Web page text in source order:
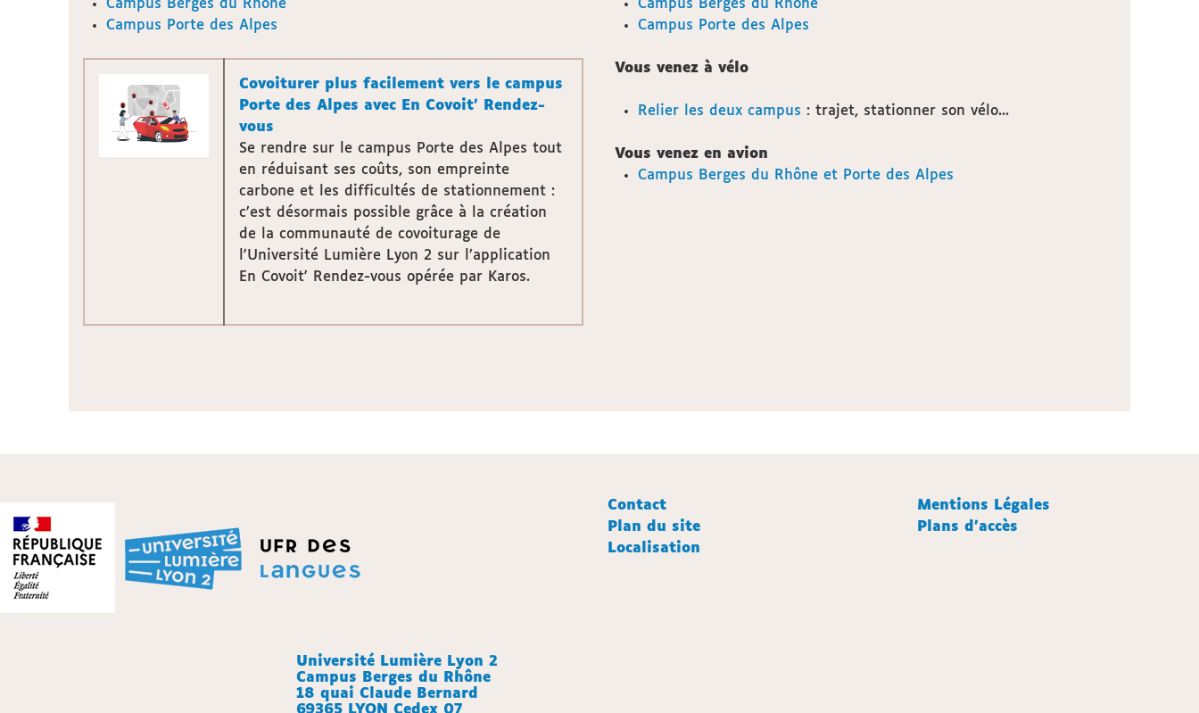
Campus Berges du Rhône
Campus Porte des Alpes
Covoiturer plus facilement vers le campus
Porte des Alpes avec En Covoit' Rendez-
vous
Se rendre sur le campus Porte des Alpes tout
en réduisant ses coûts, son empreinte
carbone et les difficultés de stationnement :
c’est désormais possible grâce à la création
de la communauté de covoiturage de
l'Université Lumière Lyon 2 sur l’application
En Covoit' Rendez-vous opérée par Karos.
Campus Berges du Rhône
Campus Porte des Alpes
Vous venez à vélo
Relier les deux campus : trajet, stationner son vélo...
Vous venez en avion
Campus Berges du Rhône et Porte des Alpes
Contact
Mentions Légales
Plan du site
Plans d'accès
Localisation
Université Lumière Lyon 2
Campus Berges du Rhône
18 quai Claude Bernard
69365 LYON Cedex 07